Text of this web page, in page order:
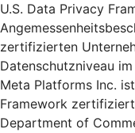
U.S. Data Privacy
zertifizierten
Datenschutzniveau
Meta Platforms Inc.
Framework
Department of